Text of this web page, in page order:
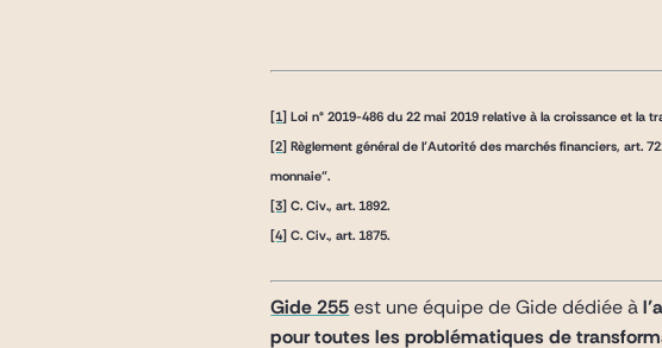
[1] Loi n° 2019-486 du 22 mai 2019 relative à la croissance et la
[2] Règlement général de l’Autorité des marchés financiers, art.
monnaie”.
[3] C. Civ., art. 1892.
[4] C. Civ., art. 1875.
Gide 255est une équipe de Gide dédiée à
pour toutes les problématiques de